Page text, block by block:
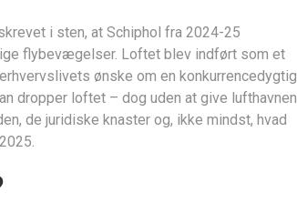
i sten, at Schiphol fra 2024-25
flybevægelser. Loftet blev indført som et
ønske om en konkurrencedygtig
dropper loftet – dog uden at give lufthavnen
de juridiske knaster og, ikke mindst, hvad